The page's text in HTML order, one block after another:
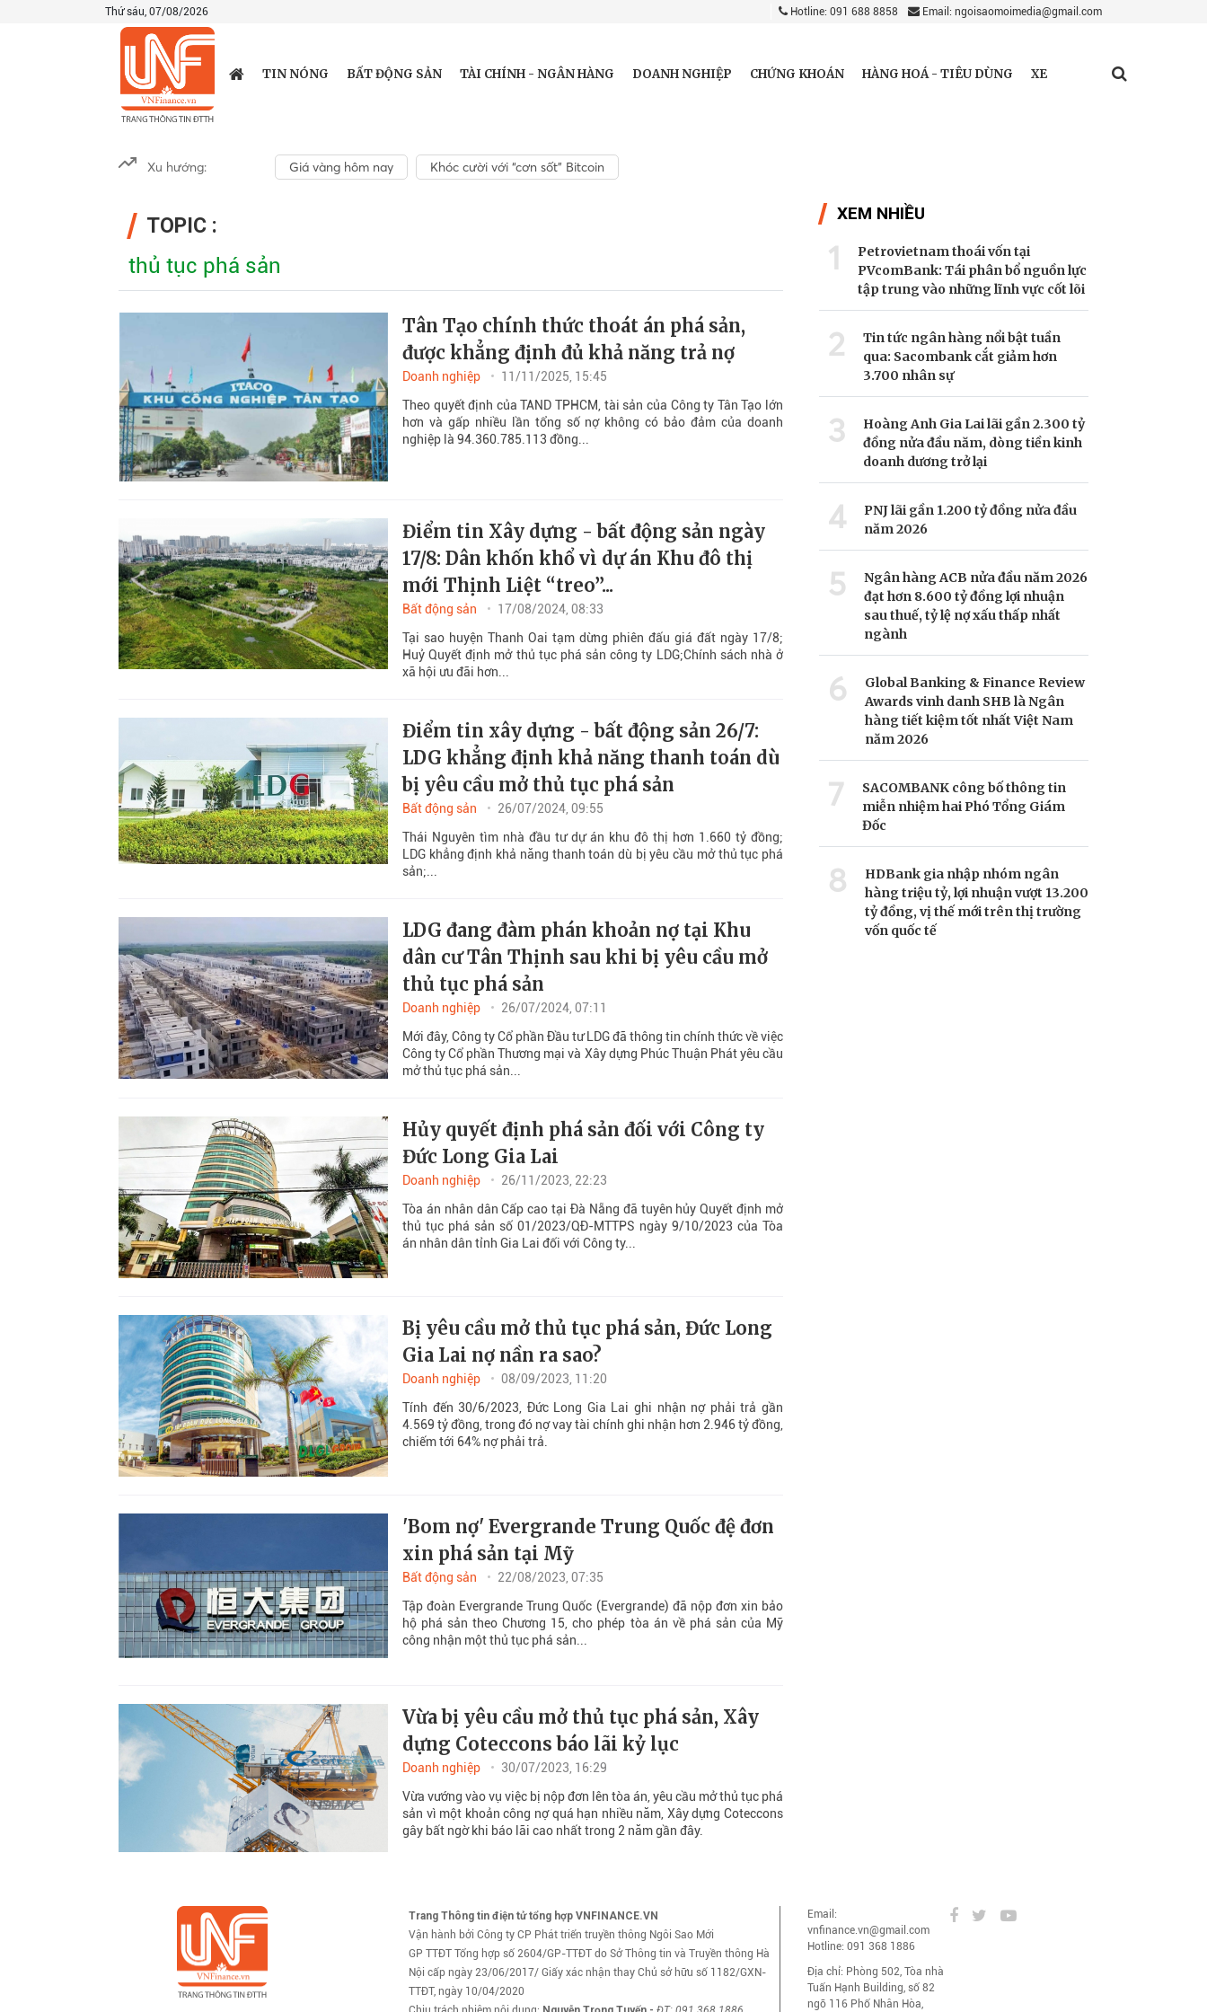
Thứ sáu, 07/08/2026 Hotline: 091 688 8858 Email: ngoisaomoimedia@gmail.com
TIN NÓNG BẤT ĐỘNG SẢN TÀI CHÍNH - NGÂN HÀNG DOANH NGHIỆP CHỨNG KHOÁN HÀNG HOÁ - TIÊU DÙNG XE
Xu hướng: Giá vàng hôm nay Khóc cười với “cơn sốt” Bitcoin
TOPIC :
thủ tục phá sản
Tân Tạo chính thức thoát án phá sản,
được khẳng định đủ khả năng trả nợ
Doanh nghiệp
11/11/2025, 15:45
Theo quyết định của TAND TPHCM, tài sản của Công ty Tân Tạo lớn
hơn và gấp nhiều lần tổng số nợ không có bảo đảm của doanh
nghiệp là 94.360.785.113 đồng...
Điểm tin Xây dựng - bất động sản ngày
17/8: Dân khốn khổ vì dự án Khu đô thị
mới Thịnh Liệt “treo”...
Bất động sản
17/08/2024, 08:33
Tại sao huyện Thanh Oai tạm dừng phiên đấu giá đất ngày 17/8;
Huỷ Quyết định mở thủ tục phá sản công ty LDG;Chính sách nhà ở
xã hội ưu đãi hơn...
Điểm tin xây dựng - bất động sản 26/7:
LDG khẳng định khả năng thanh toán dù
bị yêu cầu mở thủ tục phá sản
Bất động sản
26/07/2024, 09:55
Thái Nguyên tìm nhà đầu tư dự án khu đô thị hơn 1.660 tỷ đồng;
LDG khẳng định khả năng thanh toán dù bị yêu cầu mở thủ tục phá
sản;...
LDG đang đàm phán khoản nợ tại Khu
dân cư Tân Thịnh sau khi bị yêu cầu mở
thủ tục phá sản
Doanh nghiệp
26/07/2024, 07:11
Mới đây, Công ty Cổ phần Đầu tư LDG đã thông tin chính thức về việc
Công ty Cổ phần Thương mại và Xây dựng Phúc Thuận Phát yêu cầu
mở thủ tục phá sản...
Hủy quyết định phá sản đối với Công ty
Đức Long Gia Lai
Doanh nghiệp
26/11/2023, 22:23
Tòa án nhân dân Cấp cao tại Đà Nẵng đã tuyên hủy Quyết định mở
thủ tục phá sản số 01/2023/QĐ-MTTPS ngày 9/10/2023 của Tòa
án nhân dân tỉnh Gia Lai đối với Công ty...
Bị yêu cầu mở thủ tục phá sản, Đức Long
Gia Lai nợ nần ra sao?
Doanh nghiệp
08/09/2023, 11:20
Tính đến 30/6/2023, Đức Long Gia Lai ghi nhận nợ phải trả gần
4.569 tỷ đồng, trong đó nợ vay tài chính ghi nhận hơn 2.946 tỷ đồng,
chiếm tới 64% nợ phải trả.
'Bom nợ' Evergrande Trung Quốc đệ đơn
xin phá sản tại Mỹ
Bất động sản
22/08/2023, 07:35
Tập đoàn Evergrande Trung Quốc (Evergrande) đã nộp đơn xin bảo
hộ phá sản theo Chương 15, cho phép tòa án về phá sản của Mỹ
công nhận một thủ tục phá sản...
Vừa bị yêu cầu mở thủ tục phá sản, Xây
dựng Coteccons báo lãi kỷ lục
Doanh nghiệp
30/07/2023, 16:29
Vừa vướng vào vụ việc bị nộp đơn lên tòa án, yêu cầu mở thủ tục phá
sản vì một khoản công nợ quá hạn nhiều năm, Xây dựng Coteccons
gây bất ngờ khi báo lãi cao nhất trong 2 năm gần đây.
XEM NHIỀU
1
Petrovietnam thoái vốn tại
PVcomBank: Tái phân bổ nguồn lực
tập trung vào những lĩnh vực cốt lõi
2
Tin tức ngân hàng nổi bật tuần
qua: Sacombank cắt giảm hơn
3.700 nhân sự
3
Hoàng Anh Gia Lai lãi gần 2.300 tỷ
đồng nửa đầu năm, dòng tiền kinh
doanh dương trở lại
4
PNJ lãi gần 1.200 tỷ đồng nửa đầu
năm 2026
5
Ngân hàng ACB nửa đầu năm 2026
đạt hơn 8.600 tỷ đồng lợi nhuận
sau thuế, tỷ lệ nợ xấu thấp nhất
ngành
6
Global Banking & Finance Review
Awards vinh danh SHB là Ngân
hàng tiết kiệm tốt nhất Việt Nam
năm 2026
7
SACOMBANK công bố thông tin
miễn nhiệm hai Phó Tổng Giám
Đốc
8
HDBank gia nhập nhóm ngân
hàng triệu tỷ, lợi nhuận vượt 13.200
tỷ đồng, vị thế mới trên thị trường
vốn quốc tế
Trang Thông tin điện tử tổng hợp VNFINANCE.VN
Vận hành bởi Công ty CP Phát triển truyền thông Ngôi Sao Mới
GP TTĐT Tổng hợp số 2604/GP-TTĐT do Sở Thông tin và Truyền thông Hà
Nội cấp ngày 23/06/2017/ Giấy xác nhận thay Chủ sở hữu số 1182/GXN-
TTĐT, ngày 10/04/2020
Email:
vnfinance.vn@gmail.com
Hotline: 091 368 1886
Địa chỉ: Phòng 502, Tòa nhà
Tuấn Hạnh Building, số 82
ngõ 116 Phố Nhân Hòa,